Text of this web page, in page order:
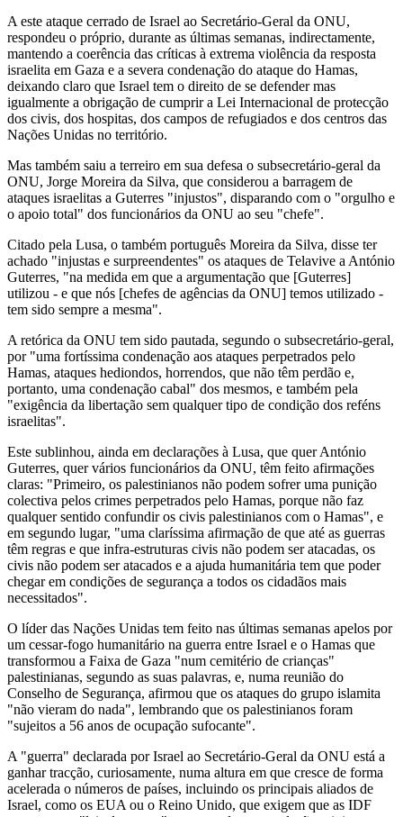
A este ataque cerrado de Israel ao Secretário-Geral da ONU,
respondeu o próprio, durante as últimas semanas, indirectamente,
mantendo a coerência das críticas à extrema violência da resposta
israelita em Gaza e a severa condenação do ataque do Hamas,
deixando claro que Israel tem o direito de se defender mas
igualmente a obrigação de cumprir a Lei Internacional de protecção
dos civis, dos hospitas, dos campos de refugiados e dos centros das
Nações Unidas no território.
Mas também saiu a terreiro em sua defesa o subsecretário-geral da
ONU, Jorge Moreira da Silva, que considerou a barragem de
ataques israelitas a Guterres "injustos", disparando com o "orgulho e
o apoio total" dos funcionários da ONU ao seu "chefe".
Citado pela Lusa, o também português Moreira da Silva, disse ter
achado "injustas e surpreendentes" os ataques de Telavive a António
Guterres, "na medida em que a argumentação que [Guterres]
utilizou - e que nós [chefes de agências da ONU] temos utilizado -
tem sido sempre a mesma".
A retórica da ONU tem sido pautada, segundo o subsecretário-geral,
por "uma fortíssima condenação aos ataques perpetrados pelo
Hamas, ataques hediondos, horrendos, que não têm perdão e,
portanto, uma condenação cabal" dos mesmos, e também pela
"exigência da libertação sem qualquer tipo de condição dos reféns
israelitas".
Este sublinhou, ainda em declarações à Lusa, que quer António
Guterres, quer vários funcionários da ONU, têm feito afirmações
claras: "Primeiro, os palestinianos não podem sofrer uma punição
colectiva pelos crimes perpetrados pelo Hamas, porque não faz
qualquer sentido confundir os civis palestinianos com o Hamas", e
em segundo lugar, "uma claríssima afirmação de que até as guerras
têm regras e que infra-estruturas civis não podem ser atacadas, os
civis não podem ser atacados e a ajuda humanitária tem que poder
chegar em condições de segurança a todos os cidadãos mais
necessitados".
O líder das Nações Unidas tem feito nas últimas semanas apelos por
um cessar-fogo humanitário na guerra entre Israel e o Hamas que
transformou a Faixa de Gaza "num cemitério de crianças"
palestinianas, segundo as suas palavras, e, numa reunião do
Conselho de Segurança, afirmou que os ataques do grupo islamita
"não vieram do nada", lembrando que os palestinianos foram
"sujeitos a 56 anos de ocupação sufocante".
A "guerra" declarada por Israel ao Secretário-Geral da ONU está a
ganhar tracção, curiosamente, numa altura em que cresce de forma
acelerada o números de países, incluindo os principais aliados de
Israel, como os EUA ou o Reino Unido, que exigem que as IDF